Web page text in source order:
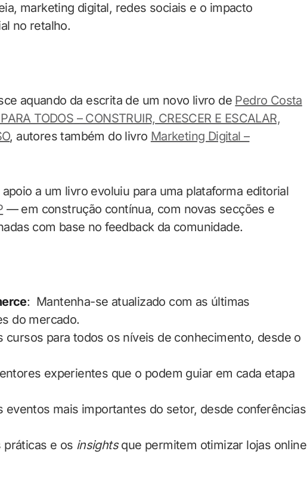
marketing digital, redes sociais e o impacto
no retalho.
aquando da escrita de um novo livro de Pedro Costa
TODOS – CONSTRUIR, CRESCER E ESCALAR,
, autores também do livro Marketing Digital –
a um livro evoluiu para uma plataforma editorial
— em construção contínua, com novas secções e
com base no feedback da comunidade.
: Mantenha-se atualizado com as últimas
do mercado.
cursos para todos os níveis de conhecimento, desde o
experientes que o podem guiar em cada etapa
eventos mais importantes do setor, desde conferências
práticas e os insightsque permitem otimizar lojas online